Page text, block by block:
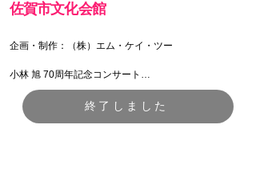
​佐賀市文化会館
企画・制作：（株）エム・ケイ・ツー
小林 旭 70周年記念コンサート
-AKIRA THE ONLY ONE SHOW AGAIN-
【日程】
終了しました